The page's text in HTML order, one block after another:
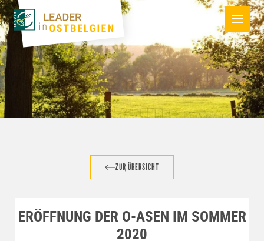
ZUR ÜBERSICHT
ERÖFFNUNG DER O-ASEN IM SOMMER
2020